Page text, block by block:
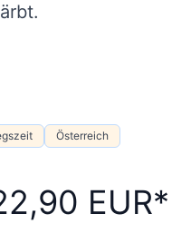
Österreich
EUR